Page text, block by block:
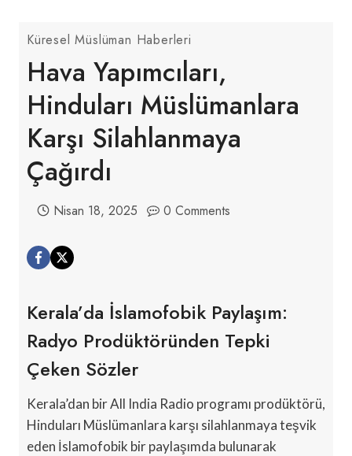
Küresel Müslüman Haberleri
Hava Yapımcıları,
Hinduları Müslümanlara
Karşı Silahlanmaya
Çağırdı
Nisan 18, 2025 0 Comments
Kerala’da İslamofobik Paylaşım:
Radyo Prodüktöründen Tepki
Çeken Sözler
Kerala’dan bir All India Radio programı prodüktörü,
Hinduları Müslümanlara karşı silahlanmaya teşvik
eden İslamofobik bir paylaşımda bulunarak